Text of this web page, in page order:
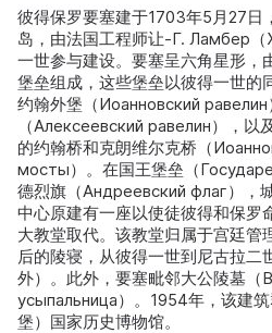
彼得保罗要塞建于1703年5月27日
岛，由法国工程师让‑Г. Ламбер
一世参与建设。要塞呈六角星形，
堡垒组成，这些堡垒以彼得一世的
约翰外堡（Иоанновский
（Алексеевский равелин），以
的约翰桥和克朗维尔克桥（
мосты）。在国王堡垒（
德烈旗（Андреевский флаг），
中心原建有一座以使徒彼得和保罗
大教堂取代。该教堂归属于宫廷管
后的陵寝，从彼得一世到尼古拉二
外）。此外，要塞毗邻大公陵墓（
усыпальница）。1954年，该建
堡）国家历史博物馆。